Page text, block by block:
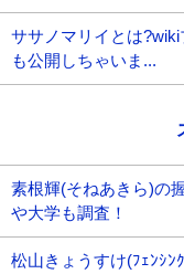
ササノマリイとは
も公開しちゃいま...
素根輝(そねあきら)の
や大学も調査！
松山きょうすけ(ﾌｪﾝｼﾝ